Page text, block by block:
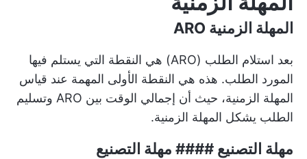
المهلة الزمنية ARO
بعد استلام الطلب (ARO) هي النقطة التي يستلم فيها
المورد الطلب. هذه هي النقطة الأولى المهمة عند قياس
المهلة الزمنية، حيث أن إجمالي الوقت بين ARO وتسليم
الطلب يشكل المهلة الزمنية.
مهلة التصنيع #### مهلة التصنيع